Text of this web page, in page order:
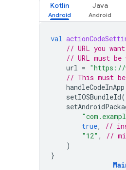
Kotlin Java
val
// URL you
// URL must
url = "https://
// This must
handleCodeInApp
setIOSBundleId(
true,
//
"12" ,
//
)
}